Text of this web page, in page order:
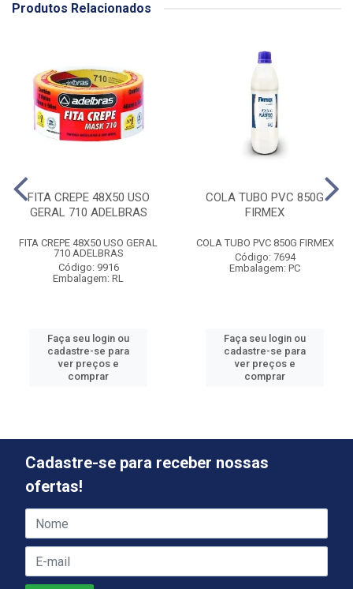
Produtos Relacionados
FITA CREPE 48X50 USO
GERAL 710 ADELBRAS
FITA CREPE 48X50 USO GERAL
710 ADELBRAS
Código: 9916
Embalagem: RL
Faça seu login ou
cadastre-se para
ver preços e
comprar
COLA TUBO PVC 850G
FIRMEX
COLA TUBO PVC 850G FIRMEX
Código: 7694
Embalagem: PC
Faça seu login ou
cadastre-se para
ver preços e
comprar
Cadastre-se para receber nossas
ofertas!